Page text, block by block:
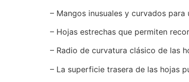
– Mangos inusuales y curvados
– Hojas estrechas que permiten
– Radio de curvatura clásico de las
– La superficie trasera de las hojas